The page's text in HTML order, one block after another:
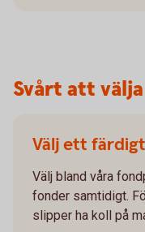
Svårt att
Välj ett
Välj bland våra
fonder samtidigt.
slipper ha koll på